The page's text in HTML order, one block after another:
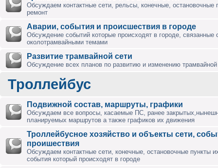
Обсуждаем контактные сети, рельсы, конечные, остановочные
ремонт
Аварии, события и происшествия в городе
Обсуждение событий которые происходят в городе, связанные
околотрамвайными темами
Развитие трамвайной сети
Обсуждение всех планов по развитию и изменению трамвайной
Троллейбус
Подвижной состав, маршруты, графики
Обсуждаем все вопросы, касаемые ПС, ранее
планируемых маршрутов а также графиков их движения
Троллейбусное хозяйство и объекты сети,
проишествия
Обсуждаем контактные сети, конечные, остановочные пункты
события который происходят в городе